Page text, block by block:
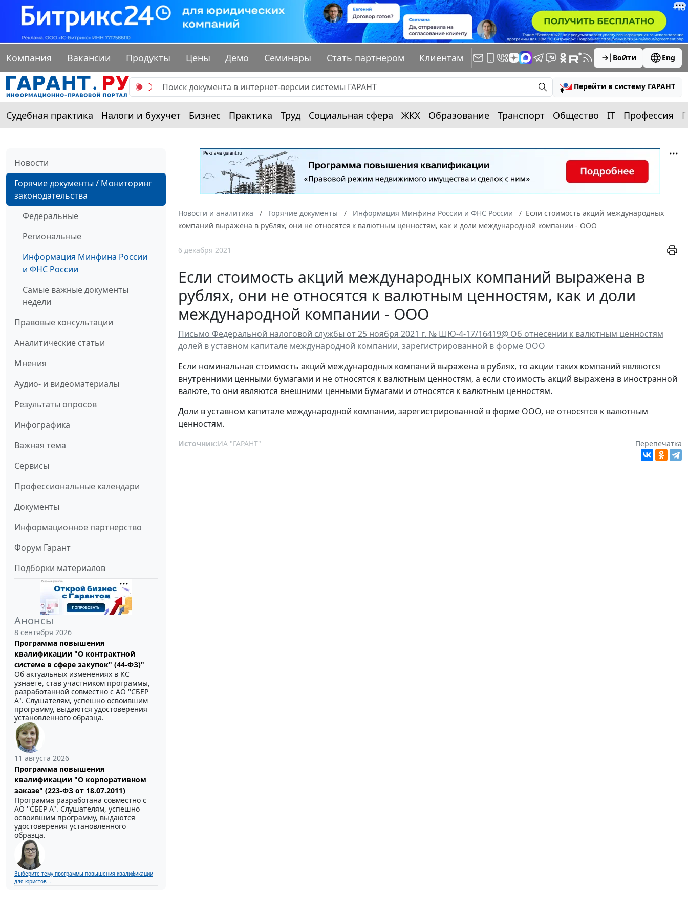
Компания Вакансии Продукты Цены Демо Семинары Стать партнером Клиентам Войти Eng
Перейти в систему ГАРАНТ
Судебная практика Налоги и бухучет Бизнес Практика Труд Социальная сфера ЖКХ Образование Транспорт Общество IT Профессия
Новости
Горячие документы / Мониторинг
законодательства
Федеральные
Региональные
Информация Минфина России
и ФНС России
Самые важные документы
недели
Правовые консультации
Аналитические статьи
Мнения
Аудио- и видеоматериалы
Результаты опросов
Инфографика
Важная тема
Сервисы
Профессиональные календари
Документы
Информационное партнерство
Форум Гарант
Подборки материалов
Анонсы
8 сентября 2026
Программа повышения
квалификации "О контрактной
системе в сфере закупок" (44-ФЗ)"
Об актуальных изменениях в КС
узнаете, став участником программы,
разработанной совместно с АО ''СБЕР
А". Слушателям, успешно освоившим
программу, выдаются удостоверения
установленного образца.
11 августа 2026
Программа повышения
квалификации "О корпоративном
заказе" (223-ФЗ от 18.07.2011)
Программа разработана совместно с
АО ''СБЕР А". Слушателям, успешно
освоившим программу, выдаются
удостоверения установленного
образца.
Выберите тему программы повышения квалификации
для юристов ...
Новости и аналитика Горячие документы Информация Минфина России и ФНС России
Если стоимость акций международных
компаний выражена в рублях, они не относятся к валютным ценностям, как и доли международной компании - ООО
6 декабря 2021
Если стоимость акций международных компаний выражена в
рублях, они не относятся к валютным ценностям, как и доли
международной компании - ООО
Письмо Федеральной налоговой службы от 25 ноября 2021 г. № ШЮ-4-17/16419@ Об отнесении к валютным ценностям
долей в уставном капитале международной компании, зарегистрированной в форме ООО
Если номинальная стоимость акций международных компаний выражена в рублях, то акции таких компаний являются
внутренними ценными бумагами и не относятся к валютным ценностям, а если стоимость акций выражена в иностранной
валюте, то они являются внешними ценными бумагами и относятся к валютным ценностям.
Доли в уставном капитале международной компании, зарегистрированной в форме ООО, не относятся к валютным
ценностям.
Источник:ИА "ГАРАНТ" Перепечатка